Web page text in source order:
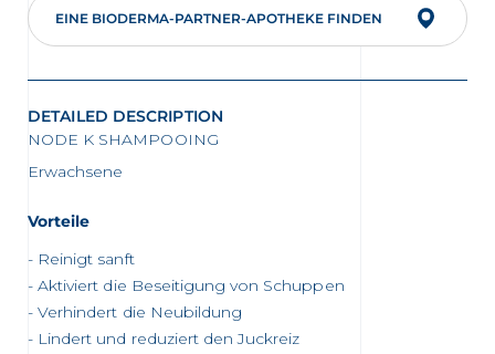
Partner Apotheke in Ihrer Nähe
EINE BIODERMA-PARTNER-APOTHEKE FINDEN
DETAILED DESCRIPTION
NODE K SHAMPOOING
Erwachsene
Vorteile
Reinigt sanft
Aktiviert die Beseitigung von Schuppen
Verhindert die Neubildung
Lindert und reduziert den Juckreiz